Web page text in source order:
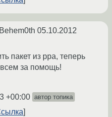
05.10.2012
пакет из ppa, теперь
за помощь!
+00:00 автор топика